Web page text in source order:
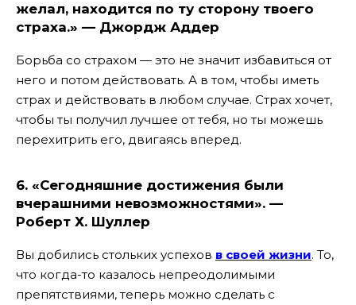
желал, находится по ту сторону твоего
страха.» — Джордж Аддер
Борьба со страхом — это не значит избавиться от
него и потом действовать. А в том, чтобы иметь
страх и действовать в любом случае. Страх хочет,
чтобы ты получил лучшее от тебя, но ты можешь
перехитрить его, двигаясь вперед.
6. «Сегодняшние достижения были
вчерашними невозможностями». —
Роберт Х. Шуллер
Вы добились стольких успехов в своей жизни. То,
что когда-то казалось непреодолимыми
препятствиями, теперь можно сделать с